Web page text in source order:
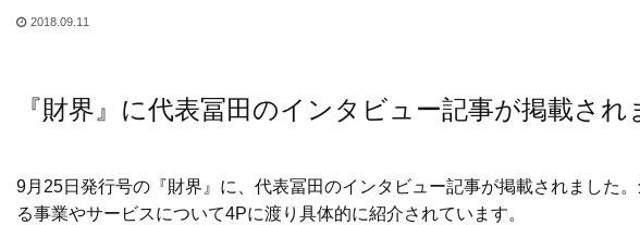
2018.09.11
『財界』に代表冨田のインタビュー記事が掲載され
9月25日発行号の『財界』に、代表冨田のインタビュー記事が掲載されました
る事業やサービスについて4Pに渡り具体的に紹介されています。